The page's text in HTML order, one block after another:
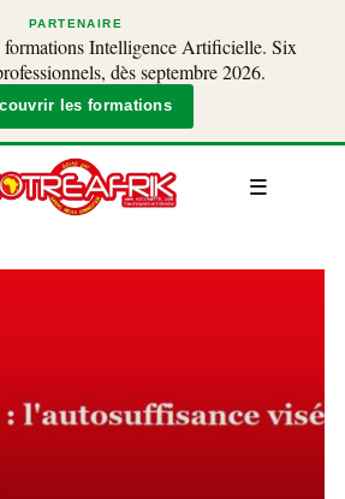
PARTENAIRE
Intelligence Artificielle. Six
dès septembre 2026.
les formations